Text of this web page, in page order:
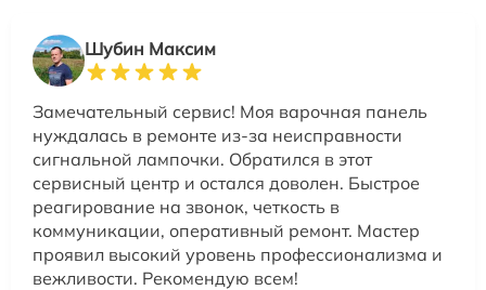
Шубин Максим
Замечательный сервис! Моя варочная панель
нуждалась в ремонте из-за неисправности
сигнальной лампочки. Обратился в этот
сервисный центр и остался доволен. Быстрое
реагирование на звонок, четкость в
коммуникации, оперативный ремонт. Мастер
проявил высокий уровень профессионализма и
вежливости. Рекомендую всем!